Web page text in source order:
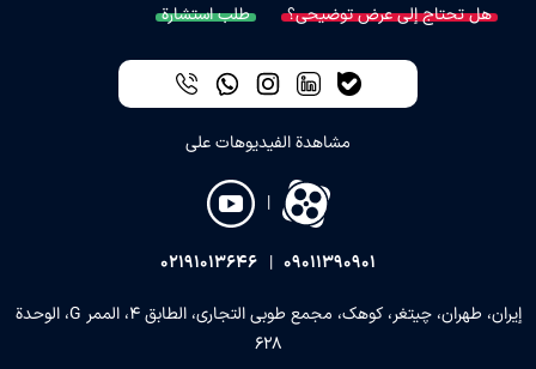
هل تحتاج إلى عرض توضيحي؟ طلب استشارة
مشاهدة الفيديوهات على
|
09011390901
|
02191013646
إيران، طهران، چيتغر، كوهك، مجمع طوبي التجاري، الطابق 4، الممر G، الوحدة
628